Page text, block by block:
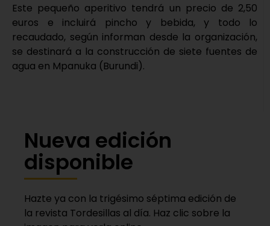
Este pequeño aperitivo tendrá un precio de 2,50
euros e incluirá pincho y bebida, y todo lo
recaudado, según informan desde la organización,
se destinará a la construcción de siete fuentes de
agua en Mpanuka (Burundi).
Nueva edición
disponible
Hazte ya con la trigésimo séptima edición de
la revista Tordesillas al día. Haz clic sobre la